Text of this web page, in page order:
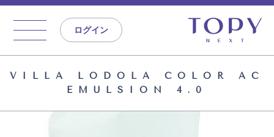
ログイン
VILLA LODOLA COLOR AC
EMULSION 4.0